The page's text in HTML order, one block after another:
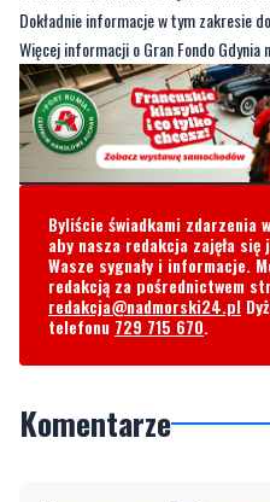
Byliście świadkami zdarzenia
aby nasza redakcja zajęła się
Wasze sygnały i informacje.
redakcja@nadmorski24.pl
telefonu729 715 670.
Komentarze
Napisz swój